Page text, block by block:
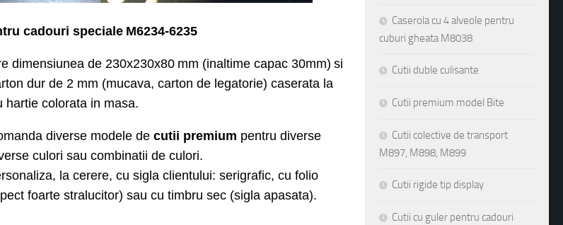
cadouri speciale M6234-6235
dimensiunea de 230x230x80 mm (inaltime capac 30mm) si
dur de 2 mm (mucava, carton de legatorie) caserata la
hartie colorata in masa.
diverse modele de cutii premium pentru diverse
culori sau combinatii de culori.
la cerere, cu sigla clientului: serigrafic, cu folio
foarte stralucitor) sau cu timbru sec (sigla apasata).
Caserola cu 4 alveole pentru
cuburi gheata M8038
Cutii duble culisante
Cutii premium model Bite
Cutii colective de transport
M897, M898, M899
Cutii rigide tip display
Cutii cu guler pentru cadouri